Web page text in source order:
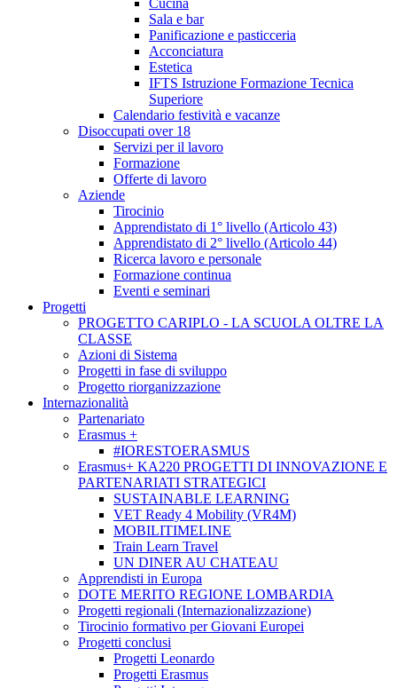
Cucina
Sala e bar
Panificazione e pasticceria
Acconciatura
Estetica
IFTS Istruzione Formazione Tecnica
Superiore
Calendario festività e vacanze
Disoccupati over 18
Servizi per il lavoro
Formazione
Offerte di lavoro
Aziende
Tirocinio
Apprendistato di 1° livello (Articolo 43)
Apprendistato di 2° livello (Articolo 44)
Ricerca lavoro e personale
Formazione continua
Eventi e seminari
Progetti
PROGETTO CARIPLO - LA SCUOLA OLTRE LA
CLASSE
Azioni di Sistema
Progetti in fase di sviluppo
Progetto riorganizzazione
Internazionalità
Partenariato
Erasmus +
#IORESTOERASMUS
Erasmus+ KA220 PROGETTI DI INNOVAZIONE E
PARTENARIATI STRATEGICI
SUSTAINABLE LEARNING
VET Ready 4 Mobility (VR4M)
MOBILITIMELINE
Train Learn Travel
UN DINER AU CHATEAU
Apprendisti in Europa
DOTE MERITO REGIONE LOMBARDIA
Progetti regionali (Internazionalizzazione)
Tirocinio formativo per Giovani Europei
Progetti conclusi
Progetti Leonardo
Progetti Erasmus